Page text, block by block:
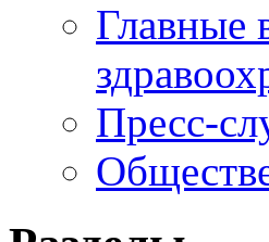
Главные
Пресс-